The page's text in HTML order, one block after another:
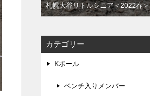
札幌大谷リトルシニア＜2022春＞
カテゴリー
Kボール
ベンチ入りメンバー